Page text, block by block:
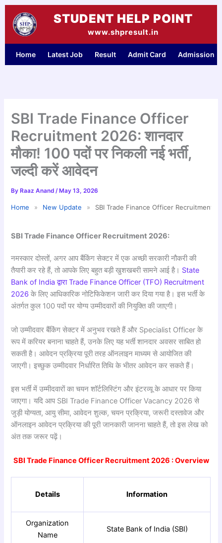
Skip
content
STUDENT HELP POINT
www.shpresult.in
Home Latest Job Result Admit Card Admission
SBI Trade Finance Officer
Recruitment 2026: शानदार
मौका! 100 पदों पर निकली नई भर्ती,
जल्दी करें आवेदन
By Raaz Anand/ May 13, 2026
Home » New Update » SBI Trade Finance Officer Recruitment
SBI Trade Finance Officer Recruitment 2026:
नमस्कार दोस्तों, अगर आप बैंकिंग सेक्टर में एक अच्छी सरकारी नौकरी की
तैयारी कर रहे हैं, तो आपके लिए बहुत बड़ी खुशखबरी सामने आई है। State
Bank of India द्वारा Trade Finance Officer (TFO) Recruitment
2026 के लिए आधिकारिक नोटिफिकेशन जारी कर दिया गया है। इस भर्ती के
अंतर्गत कुल 100 पदों पर योग्य उम्मीदवारों की नियुक्ति की जाएगी।
जो उम्मीदवार बैंकिंग सेक्टर में अनुभव रखते हैं और Specialist Officer के
रूप में करियर बनाना चाहते हैं, उनके लिए यह भर्ती शानदार अवसर साबित हो
सकती है। आवेदन प्रक्रिया पूरी तरह ऑनलाइन माध्यम से आयोजित की
जाएगी। इच्छुक उम्मीदवार निर्धारित तिथि के भीतर आवेदन कर सकते हैं।
इस भर्ती में उम्मीदवारों का चयन शॉर्टलिस्टिंग और इंटरव्यू के आधार पर किया
जाएगा। यदि आप SBI Trade Finance Officer Vacancy 2026 से
जुड़ी योग्यता, आयु सीमा, आवेदन शुल्क, चयन प्रक्रिया, जरूरी दस्तावेज और
ऑनलाइन आवेदन प्रक्रिया की पूरी जानकारी जानना चाहते हैं, तो इस लेख को
अंत तक जरूर पढ़ें।
SBI Trade Finance Officer Recruitment 2026 : Overview
Details Information
Organization
Name
State Bank of India (SBI)